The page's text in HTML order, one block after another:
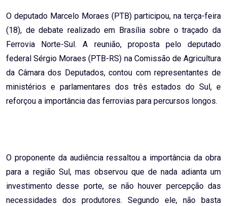
O deputado Marcelo Moraes (PTB) participou, na terça-feira
(18), de debate realizado em Brasília sobre o traçado da
Ferrovia Norte-Sul. A reunião, proposta pelo deputado
federal Sérgio Moraes (PTB-RS) na Comissão de Agricultura
da Câmara dos Deputados, contou com representantes de
ministérios e parlamentares dos três estados do Sul, e
reforçou a importância das ferrovias para percursos longos.
O proponente da audiência ressaltou a importância da obra
para a região Sul, mas observou que de nada adianta um
investimento desse porte, se não houver percepção das
necessidades dos produtores. Segundo ele, não basta